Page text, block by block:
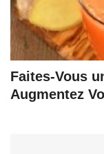
Faites-Vous
Augmentez